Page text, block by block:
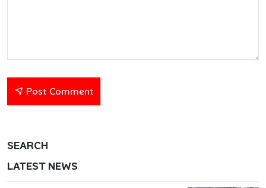
Post Comment
SEARCH
LATEST NEWS